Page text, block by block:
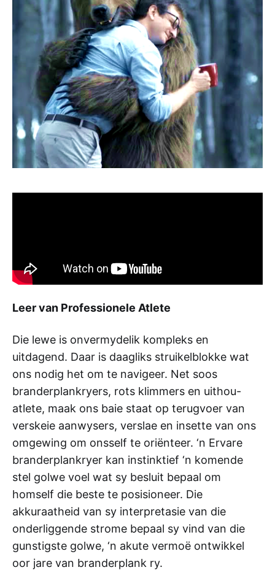
Leer van Professionele Atlete
Die lewe is onvermydelik kompleks en
uitdagend. Daar is daagliks struikelblokke wat
ons nodig het om te navigeer. Net soos
branderplankryers, rots klimmers en uithou-
atlete, maak ons baie staat op terugvoer van
verskeie aanwysers, verslae en insette van ons
omgewing om onsself te oriënteer. ‘n Ervare
branderplankryer kan instinktief ‘n komende
stel golwe voel wat sy besluit bepaal om
homself die beste te posisioneer. Die
akkuraatheid van sy interpretasie van die
onderliggende strome bepaal sy vind van die
gunstigste golwe, ‘n akute vermoë ontwikkel
oor jare van branderplank ry.